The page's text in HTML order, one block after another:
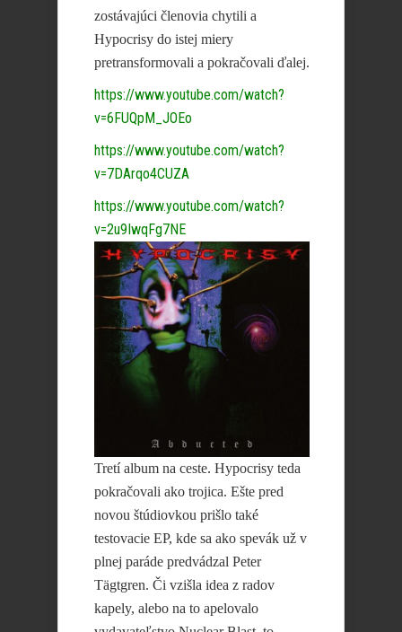
zostávajúci členovia chytili a
Hypocrisy do istej miery
pretransformovali a pokračovali ďalej.
https://www.youtube.com/watch?
v=6FUQpM_JOEo
https://www.youtube.com/watch?
v=7DArqo4CUZA
https://www.youtube.com/watch?
v=2u9IwqFg7NE
Tretí album na ceste. Hypocrisy teda
pokračovali ako trojica. Ešte pred
novou štúdiovkou prišlo také
testovacie EP, kde sa ako spevák už v
plnej paráde predvádzal Peter
Tägtgren. Či vzišla idea z radov
kapely, alebo na to apelovalo